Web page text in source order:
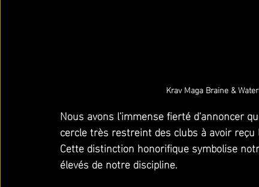
Krav Maga Braine &
Nous avons l'immense fierté d'annoncer
cercle très restreint des clubs à avoir reçu
Cette distinction honorifique symbolise
élevés de notre discipline.